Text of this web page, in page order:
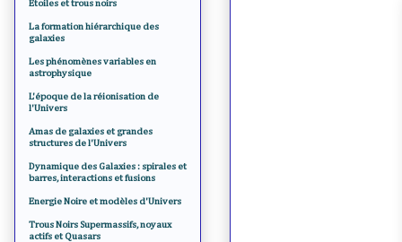
Etoiles et trous noirs
La formation hiérarchique des
galaxies
Les phénomènes variables en
astrophysique
L'époque de la réionisation de
l'Univers
Amas de galaxies et grandes
structures de l'Univers
Dynamique des Galaxies : spirales et
barres, interactions et fusions
Energie Noire et modèles d'Univers
Trous Noirs Supermassifs, noyaux
actifs et Quasars